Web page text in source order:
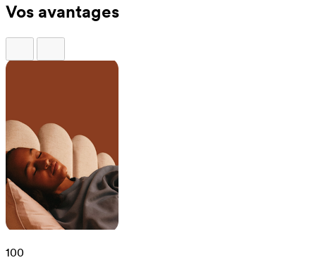
Vos avantages
100